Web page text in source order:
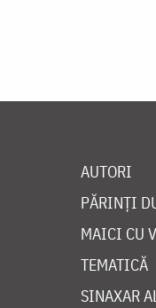
AUTORI
PĂRINȚI
MAICI CU
TEMATICĂ
SINAXAR